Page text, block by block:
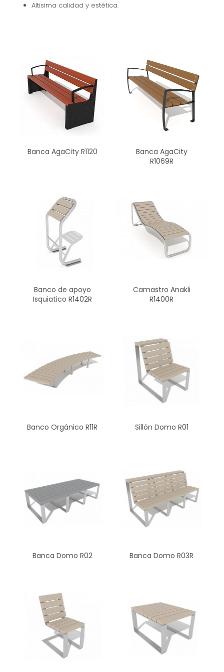
Altisima calidad y estética.
Banca AgaCity R1120
Banca AgaCity
R1069R
Banco de apoyo
Isquiatico R1402R
Camastro Anakli
R1400R
Banco Orgánico R11R Sillón Domo R01
Banca Domo R02 Banca Domo R03R